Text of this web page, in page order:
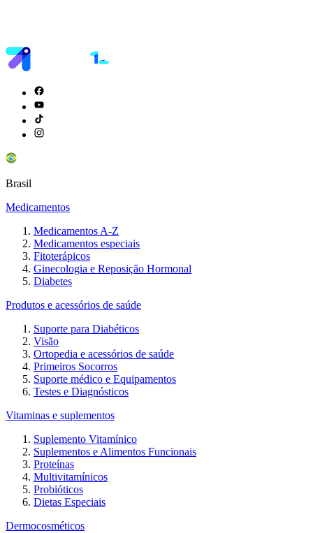
Brasil
Medicamentos
Medicamentos A-Z
Medicamentos especiais
Fitoterápicos
Ginecologia e Reposição Hormonal
Diabetes
Produtos e acessórios de saúde
Suporte para Diabéticos
Visão
Ortopedia e acessórios de saúde
Primeiros Socorros
Suporte médico e Equipamentos
Testes e Diagnósticos
Vitaminas e suplementos
Suplemento Vitamínico
Suplementos e Alimentos Funcionais
Proteínas
Multivitamínicos
Probióticos
Dietas Especiais
Dermocosméticos